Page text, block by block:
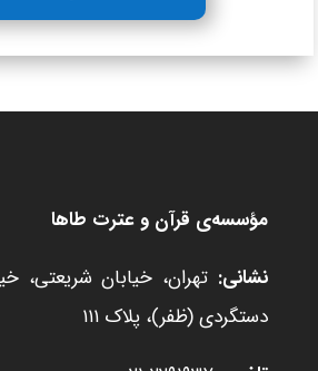
مؤسسه‌ی قرآن و عترت طاها
نشانی: تهران، خیابان شریعتی،
دستگردی (ظفر)، پلاک ۱۱۱